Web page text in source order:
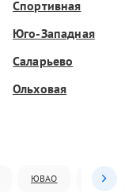
Спортивная
Юго-Западная
Саларьево
Ольховая
ЮВАО ЮАО